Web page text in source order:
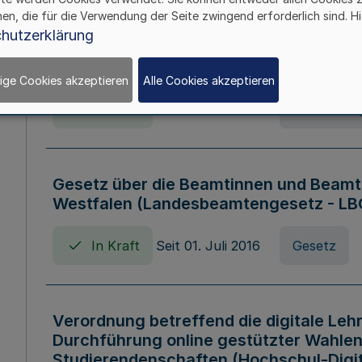
Verordnung über die
Nordrhein-Westfalen
Gesetz über die Beamtinnen und
Westfalen (Landesbeamtengesetz -
In Kraft Seit 01. Juli 2016 Gesetz
Verordnung betreffend die digitale
Durchführung online gestützter
die für die Verwendung der Seite zwingend erforderlich sind.
Cookies akzeptieren Alle Cookies akzeptieren